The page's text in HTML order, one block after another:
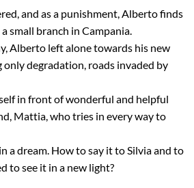
and as a punishment, Alberto finds
small branch in Campania.
Alberto left alone towards his new
degradation, roads invaded by
in front of wonderful and helpful
Mattia, who tries in every way to
a dream. How to say it to Silvia and to
to see it in a new light?